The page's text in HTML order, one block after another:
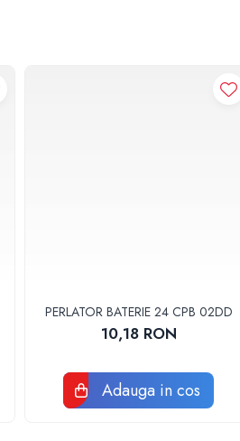
PERLATOR BATERIE 24 CPB 02DD
10,18 RON
Adauga in cos